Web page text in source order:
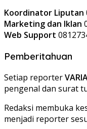
Koordinator Liputan
Marketing dan Iklan
Web Support
Pemberitahuan
Setiap reporter
pengenal dan surat
Redaksi membuka
menjadi reporter